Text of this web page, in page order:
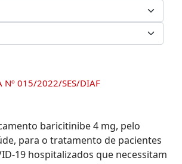
Nº 015/2022/SES/DIAF
baricitinibe 4 mg, pelo
para o tratamento de pacientes
19 hospitalizados que necessitam